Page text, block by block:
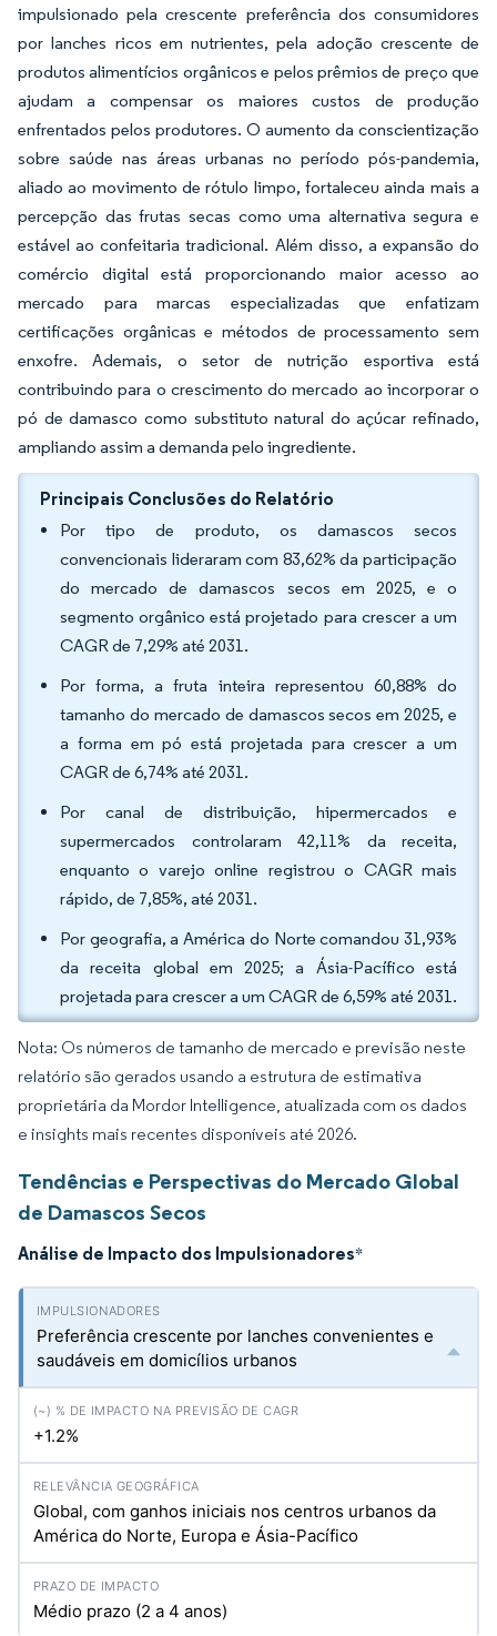
impulsionado pela crescente preferência dos consumidores
por lanches ricos em nutrientes, pela adoção crescente de
produtos alimentícios orgânicos e pelos prêmios de preço que
ajudam a compensar os maiores custos de produção
enfrentados pelos produtores. O aumento da conscientização
sobre saúde nas áreas urbanas no período pós-pandemia,
aliado ao movimento de rótulo limpo, fortaleceu ainda mais a
percepção das frutas secas como uma alternativa segura e
estável ao confeitaria tradicional. Além disso, a expansão do
comércio digital está proporcionando maior acesso ao
mercado para marcas especializadas que enfatizam
certificações orgânicas e métodos de processamento sem
enxofre. Ademais, o setor de nutrição esportiva está
contribuindo para o crescimento do mercado ao incorporar o
pó de damasco como substituto natural do açúcar refinado,
ampliando assim a demanda pelo ingrediente.
Principais Conclusões do Relatório
Por tipo de produto, os damascos secos
convencionais lideraram com 83,62% da participação
do mercado de damascos secos em 2025, e o
segmento orgânico está projetado para crescer a um
CAGR de 7,29% até 2031.
Por forma, a fruta inteira representou 60,88% do
tamanho do mercado de damascos secos em 2025, e
a forma em pó está projetada para crescer a um
CAGR de 6,74% até 2031.
Por canal de distribuição, hipermercados e
supermercados controlaram 42,11% da receita,
enquanto o varejo online registrou o CAGR mais
rápido, de 7,85%, até 2031.
Por geografia, a América do Norte comandou 31,93%
da receita global em 2025; a Ásia-Pacífico está
projetada para crescer a um CAGR de 6,59% até 2031.
Nota: Os números de tamanho de mercado e previsão neste
relatório são gerados usando a estrutura de estimativa
proprietária da Mordor Intelligence, atualizada com os dados
e insights mais recentes disponíveis até 2026.
Tendências e Perspectivas do Mercado Global
de Damascos Secos
Análise de Impacto dos Impulsionadores*
Preferência crescente por lanches convenientes e
saudáveis em domicílios urbanos
+1.2%
Global, com ganhos iniciais nos centros urbanos da
América do Norte, Europa e Ásia-Pacífico
Médio prazo (2 a 4 anos)